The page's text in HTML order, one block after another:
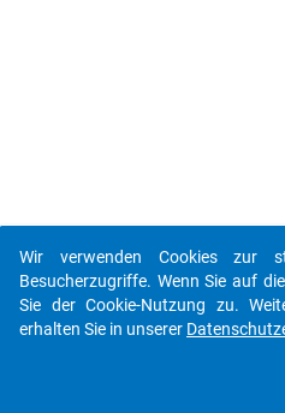
Wir verwenden Cookies zur
Besucherzugriffe. Wenn Sie auf
Sie der Cookie-Nutzung zu.
erhalten Sie in unserer